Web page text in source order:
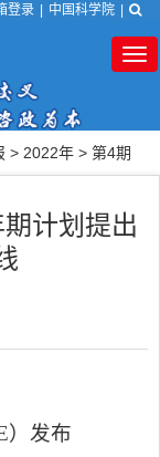
登录 中国科学院
> 2022年 > 第4期
计划提出
）发布